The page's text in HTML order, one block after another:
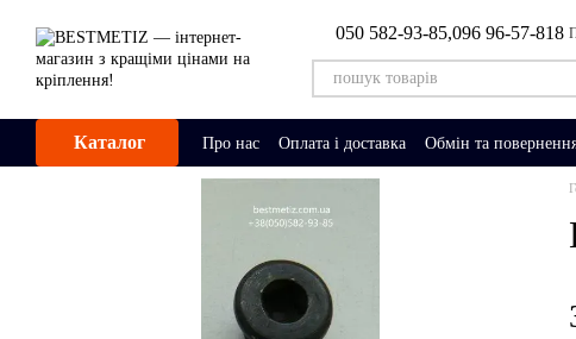
050 582-93-85,096 96-57-818
Каталог Про нас Оплата і доставка Обмін та